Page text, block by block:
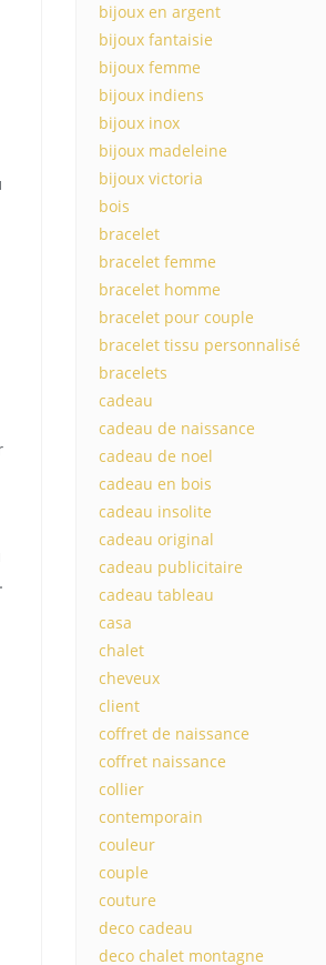
bijoux en argent
bijoux fantaisie
bijoux femme
bijoux indiens
bijoux inox
bijoux madeleine
bijoux victoria
bois
bracelet
bracelet femme
bracelet homme
bracelet pour couple
bracelet tissu personnalisé
bracelets
cadeau
cadeau de naissance
cadeau de noel
cadeau en bois
cadeau insolite
cadeau original
cadeau publicitaire
cadeau tableau
casa
chalet
cheveux
client
coffret de naissance
coffret naissance
collier
contemporain
couleur
couple
couture
deco cadeau
deco chalet montagne